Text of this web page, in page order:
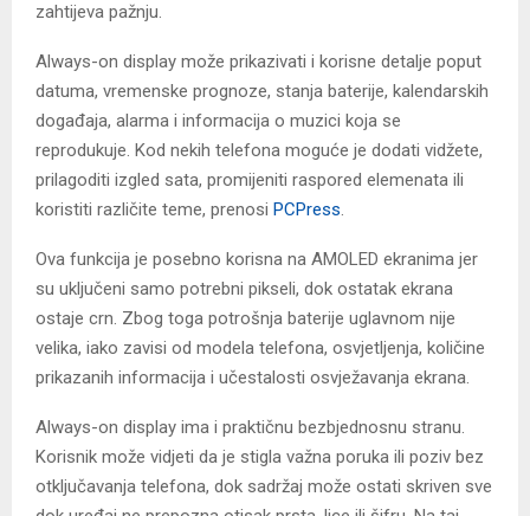
zahtijeva pažnju.
Always-on display može prikazivati i korisne detalje poput
datuma, vremenske prognoze, stanja baterije, kalendarskih
događaja, alarma i informacija o muzici koja se
reprodukuje. Kod nekih telefona moguće je dodati vidžete,
prilagoditi izgled sata, promijeniti raspored elemenata ili
koristiti različite teme, prenosi PCPress.
Ova funkcija je posebno korisna na AMOLED ekranima jer
su uključeni samo potrebni pikseli, dok ostatak ekrana
ostaje crn. Zbog toga potrošnja baterije uglavnom nije
velika, iako zavisi od modela telefona, osvjetljenja, količine
prikazanih informacija i učestalosti osvježavanja ekrana.
Always-on display ima i praktičnu bezbjednosnu stranu.
Korisnik može vidjeti da je stigla važna poruka ili poziv bez
otključavanja telefona, dok sadržaj može ostati skriven sve